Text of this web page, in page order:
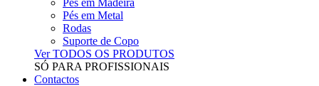
Pés em Madeira
Pés em Metal
Rodas
Suporte de Copo
Ver TODOS OS PRODUTOS
SÓ PARA PROFISSIONAIS
Contactos